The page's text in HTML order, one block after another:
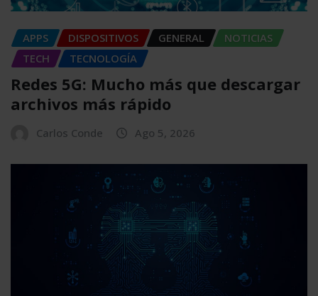
APPS DISPOSITIVOS GENERAL
NOTICIAS
TECH
TECNOLOGÍA
Redes 5G: Mucho más que descargar
archivos más rápido
Carlos Conde Ago 5, 2026